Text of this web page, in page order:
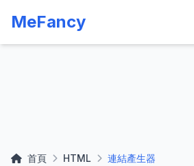
MeFancy
首頁 HTML 連結產生器